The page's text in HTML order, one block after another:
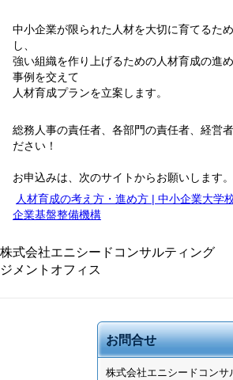
中小企業が限られた人材を大切に育てるた
し、
強い組織を作り上げるための人材育成の進
事例を交えて
人材育成プランを立案します。
総務人事の責任者、各部門の責任者、経営
ださい！
お申込みは、次のサイトからお願いします。
人材育成の考え方・進め方 | 中小企業大学
企業基盤整備機構
株式会社エニシードコンサルティン
ジメントオフィス
お問合せ
株式会社エニシードコンサ